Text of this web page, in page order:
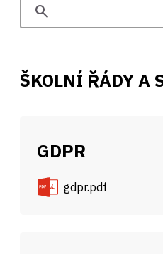
search
ŠKOLNÍ ŘÁDY A
GDPR
gdpr.pdf